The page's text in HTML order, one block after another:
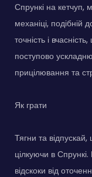
Спрункі на кетчуп,
механіці, подібній
точність і
поступово
прицілювання та
Як грати
Тягни та
цілкуючи в
відскоки від